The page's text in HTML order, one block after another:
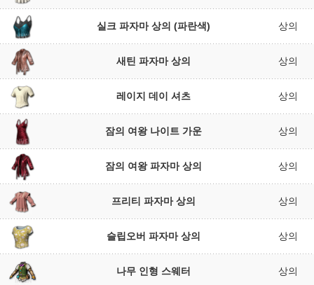
실크 파자마 상의 (파란색) 상의
새틴 파자마 상의 상의
레이지 데이 셔츠 상의
잠의 여왕 나이트 가운 상의
잠의 여왕 파자마 상의 상의
프리티 파자마 상의 상의
슬립오버 파자마 상의 상의
나무 인형 스웨터 상의